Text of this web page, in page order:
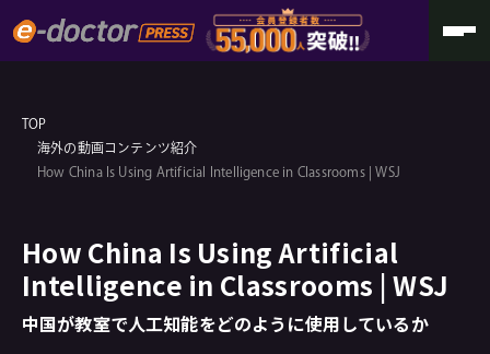
TOP
海外の動画コンテンツ紹介
How China Is Using Artificial Intelligence in Classrooms | WSJ
How China Is Using Artificial
Intelligence in Classrooms | WSJ
中国が教室で人工知能をどのように使用しているか